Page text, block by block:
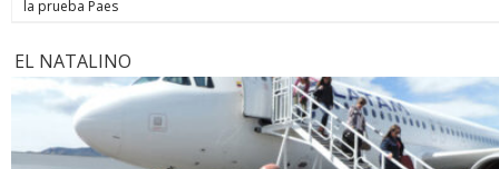
la prueba Paes
EL NATALINO